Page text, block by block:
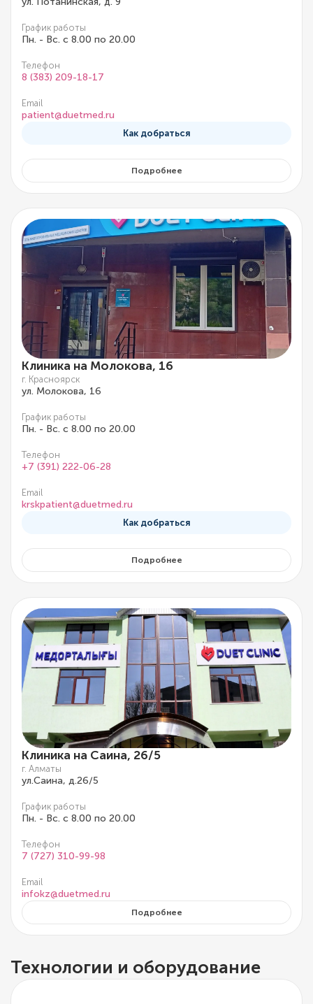
График работы
Пн. - Вс. с 8.00 по 20.00
Телефон
8 (383) 209-18-17
Email
patient@duetmed.ru
Как добраться
Подробнее
Клиника на Молокова, 16
г. Красноярск
ул. Молокова, 16
График работы
Пн. - Вс. с 8.00 по 20.00
Телефон
+7 (391) 222-06-28
Email
krskpatient@duetmed.ru
Как добраться
Подробнее
Клиника на Саина, 26/5
г. Алматы
ул.Саина, д.26/5
График работы
Пн. - Вс. с 8.00 по 20.00
Телефон
7 (727) 310-99-98
Email
infokz@duetmed.ru
Подробнее
Технологии и оборудование